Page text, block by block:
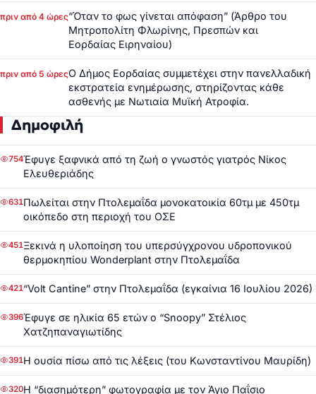
πριν από 4 ώρες“Όταν το φως γίνεται απόφαση” (Άρθρο του
Μητροπολίτη Φλωρίνης, Πρεσπών και
Εορδαίας Ειρηναίου)
πριν από 5 ώρεςΟ Δήμος Εορδαίας συμμετέχει στην πανελλαδική
εκστρατεία ενημέρωσης, στηρίζοντας κάθε
ασθενής με Νωτιαία Μυϊκή Ατροφία.
Δημοφιλή
754Έφυγε ξαφνικά από τη ζωή ο γνωστός γιατρός Νίκος
Ελευθεριάδης
631Πωλείται στην Πτολεμαΐδα μονοκατοικία 60τμ με 450τμ
οικόπεδο στη περιοχή του ΟΣΕ
451Ξεκινά η υλοποίηση του υπερσύγχρονου υδροπονικού
θερμοκηπίου Wonderplant στην Πτολεμαΐδα
421“Volt Cantine” στην Πτολεμαΐδα (εγκαίνια 16 Ιουλίου 2026)
396Έφυγε σε ηλικία 65 ετών ο “Snoopy” Στέλιος
Χατζηπαναγιωτίδης
391Η ουσία πίσω από τις λέξεις (του Κωνσταντίνου Μαυρίδη)
320Η “διασημότερη” φωτογραφία με τον Άγιο Παΐσιο